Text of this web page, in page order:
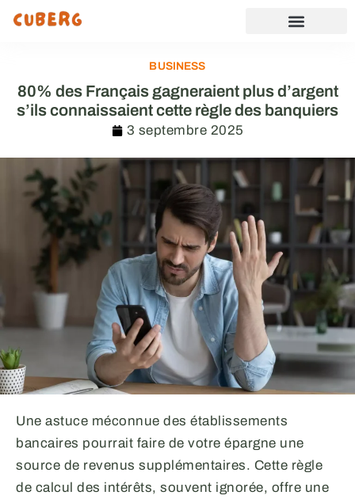
BUSINESS
80% des Français gagneraient plus d’argent
s’ils connaissaient cette règle des banquiers
3 septembre 2025
Une astuce méconnue des établissements
bancaires pourrait faire de votre épargne une
source de revenus supplémentaires. Cette règle
de calcul des intérêts, souvent ignorée, offre une